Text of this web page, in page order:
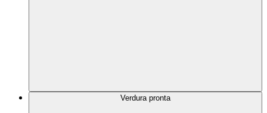
Verdura pronta